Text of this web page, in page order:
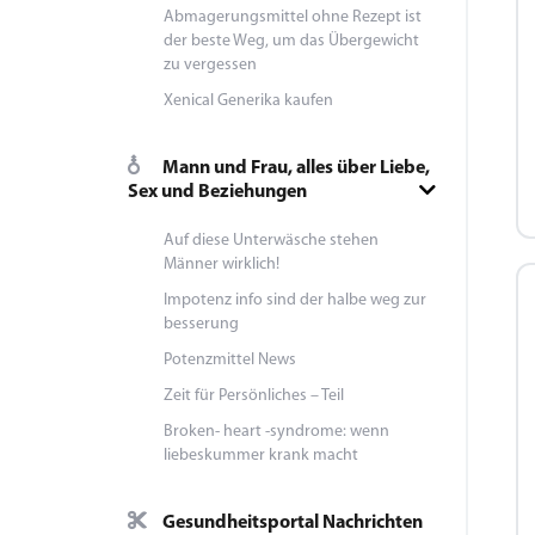
Abmagerungsmittel ohne Rezept ist
der beste Weg, um das Übergewicht
zu vergessen
Xenical Generika kaufen
Mann und Frau, alles über Liebe,
Sex und Beziehungen
Auf diese Unterwäsche stehen
Männer wirklich!
Impotenz info sind der halbe weg zur
besserung
Potenzmittel News
Zeit für Persönliches – Teil
Broken- heart -syndrome: wenn
liebeskummer krank macht
Gesundheitsportal Nachrichten